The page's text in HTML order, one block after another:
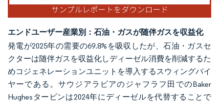
エンドユーザー産業別：石油・ガスが随伴ガスを収益化
発電が2025年の需要の69.8%を吸収したが、石油・ガスセ
クターは随伴ガスを収益化しディーゼル消費を削減するた
めコジェネレーションユニットを導入するスウィングバイ
ヤーである。サウジアラビアのジャフラフ田でのBaker
Hughesタービンは2024年にディーゼルを代替することで